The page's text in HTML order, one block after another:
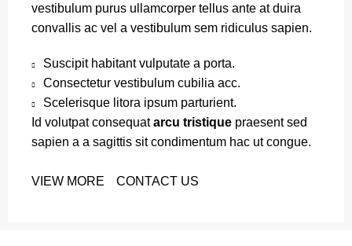
vestibulum purus ullamcorper tellus ante at duira
convallis ac vel a vestibulum sem ridiculus sapien.
Suscipit habitant vulputate a porta.
Consectetur vestibulum cubilia acc.
Scelerisque litora ipsum parturient.
Id volutpat consequatarcu tristique praesent sed
sapien a a sagittis sit condimentum hac ut congue.
VIEW MORE CONTACT US